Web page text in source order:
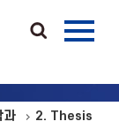
과 2. Thesis